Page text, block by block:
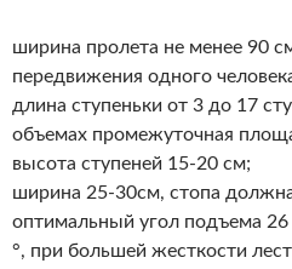
ширина пролета не менее 90
передвижения одного
длина ступеньки от 3 до 17
объемах промежуточная
высота ступеней 15-20 см;
ширина 25-30см, стопа
оптимальный угол подъема
°, при большей жесткости